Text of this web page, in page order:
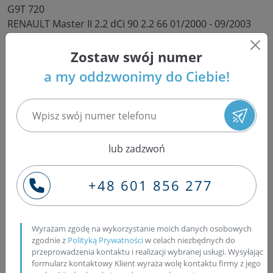
G9T 720
RENAULT Master II 2.2 dCi 90 2.2 66 01/2000 - 09/2003
RENAULT Master II 2.2 dCi 90 2.2 66 06/2000 - 09/2003
VAUXHALL Movano 2.2 DTI A 2.2 66 01/2001 - 10/2005
G9T-720
Po czym poznać że leją wtryski
Podejrzenie, że wtryskiwacze leją (czyli przeciekają)
paliwo, może być związane z różnymi objawami
występującymi w samochodzie. Oto kilka wskazówek,
które mogą pomóc zidentyfikować, czy wtryskiwacze
1. Wyczuwalny zapach paliwa: Jeśli podczas jazdy
wyczuwasz intensywny zapach paliwa wewnątrz
Zostaw swój numer
a my oddzwonimy do Ciebie!
lub zadzwoń
+48 601 856 277
Wyrażam zgodę na wykorzystanie moich danych osobowych
zgodnie z Polityką Prywatnościw celach niezbędnych do
przeprowadzenia kontaktu i realizacji wybranej usługi. Wysyłając
formularz kontaktowy Klient wyraża wolę kontaktu firmy z jego